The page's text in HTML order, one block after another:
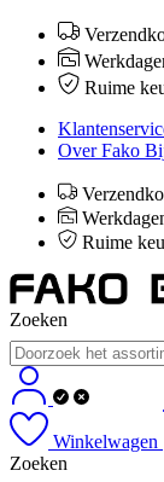
Ruime
Over Fako
Ruime
Zoeken
Winkelwagen
Zoeken